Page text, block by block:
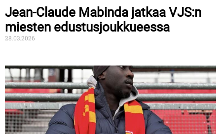
Jean-Claude Mabinda jatkaa VJS:n
miesten edustusjoukkueessa
28.03.2026